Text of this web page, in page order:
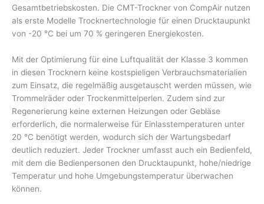
Gesamtbetriebskosten. Die CMT-Trockner von CompAir nutzen
als erste Modelle Trocknertechnologie für einen Drucktaupunkt
von -20 °C bei um 70 % geringeren Energiekosten.
Mit der Optimierung für eine Luftqualität der Klasse 3 kommen
in diesen Trocknern keine kostspieligen Verbrauchsmaterialien
zum Einsatz, die regelmäßig ausgetauscht werden müssen, wie
Trommelräder oder Trockenmittelperlen. Zudem sind zur
Regenerierung keine externen Heizungen oder Gebläse
erforderlich, die normalerweise für Einlasstemperaturen unter
20 °C benötigt werden, wodurch sich der Wartungsbedarf
deutlich reduziert. Jeder Trockner umfasst auch ein Bedienfeld,
mit dem die Bedienpersonen den Drucktaupunkt, hohe/niedrige
Temperatur und hohe Umgebungstemperatur überwachen
können.